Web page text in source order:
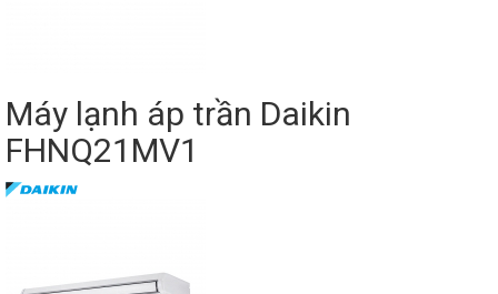
Máy lạnh áp trần Daikin
FHNQ21MV1